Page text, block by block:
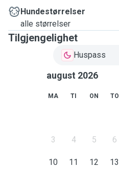
Hundestørrelser
alle størrelser
Tilgjengelighet
Huspass
august 2026
MA TI ON TO
3 4 5 6
10 11 12 13